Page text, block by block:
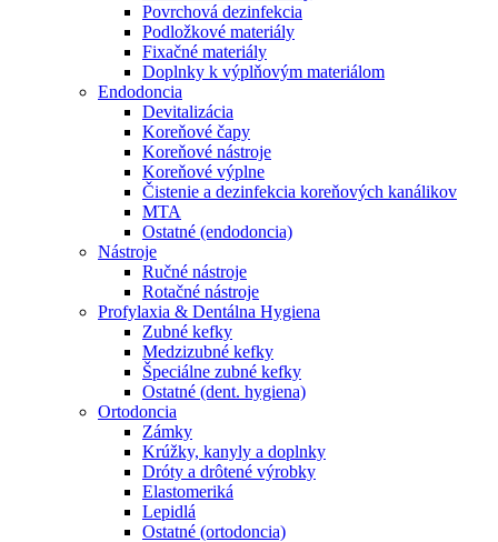
Povrchová dezinfekcia
Podložkové materiály
Fixačné materiály
Doplnky k výplňovým materiálom
Endodoncia
Devitalizácia
Koreňové čapy
Koreňové nástroje
Koreňové výplne
Čistenie a dezinfekcia koreňových kanálikov
MTA
Ostatné (endodoncia)
Nástroje
Ručné nástroje
Rotačné nástroje
Profylaxia & Dentálna Hygiena
Zubné kefky
Medzizubné kefky
Špeciálne zubné kefky
Ostatné (dent. hygiena)
Ortodoncia
Zámky
Krúžky, kanyly a doplnky
Dróty a drôtené výrobky
Elastomeriká
Lepidlá
Ostatné (ortodoncia)